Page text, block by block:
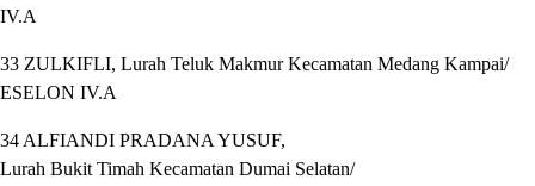
IV.A
33 ZULKIFLI, Lurah Teluk Makmur Kecamatan Medang Kampai/
ESELON IV.A
34 ALFIANDI PRADANA YUSUF,
Lurah Bukit Timah Kecamatan Dumai Selatan/